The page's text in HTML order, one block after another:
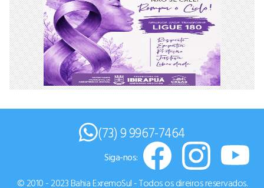
(73) 9 9967-7464
© 2010 - 2023 Bahia ExremoSul - Todos os direiros reservados.
Siga-nos: